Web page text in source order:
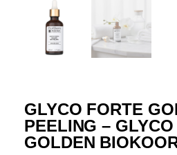
GLYCO FORTE
PEELING –
GOLDEN